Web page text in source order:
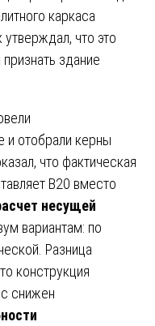
каркаса
что это
здание
и отобрали керны
что фактическая
B20 вместо
несущей
вариантам: по
Разница
конструкция
снижен